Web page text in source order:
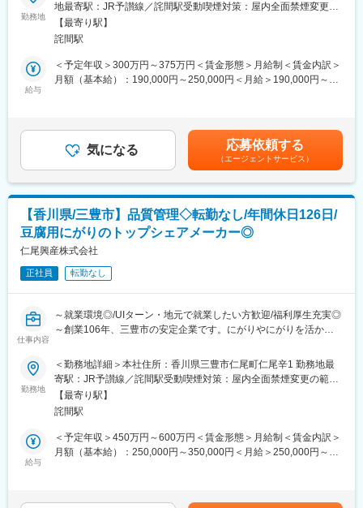
■職務内容：
主に本社工場にて、営業事務全般をお任せします。
■具体的な仕事内容：
・伝票処理
・社内外との調整業務、連携
・新規事業のサポート
るお仕事です。
◎日本トップクラスのにがりメーカーとして培った信頼ある基盤
のもと、新規事業（化粧品開発など）へも参画可能です。
◎事務職ですが、挑戦の幅を広げられる環境が整っており、地域
に根ざしながら成長できる環境です。
◎入社後は先輩がサポートしながら仕事を覚えていただきますの
で安心してご入社ください。
■当社の特徴：
塩の製造販売からスタートした当社は現在、塩化マグネシウム製
各地に塩化マグネシウムを用いた豆腐の凝固剤（にがり）、道路
凍結防止剤、グラウンド・テニスコート等の防塵剤といった商品
をお届けしております。
また、当社は製品、サービスの品質日本一を目指しており、お客
化粧品や入浴剤などの新商品開発に積極的に取り組んでおりま
す。
勤務地
地最寄駅：JR予讃線／詫間駅受動喫煙対策：屋内全面禁煙変更の
範囲：会社の定める事業所
【最寄り駅】
詫間駅
給与
＜予定年収＞300万円～375万円＜賃金形態＞月給制＜賃金内訳＞
月額（基本給）：190,000円～250,000円＜月給＞190,000円～
下する可能性があります。月給(月額)は固定手当を含めた表記で
す。
気になる 応募依頼する
（エージェントサービス）
【香川県/三豊市】品質管理◇転勤なし/年間休日126日/
豆腐用にがりのトップシェアメーカー◎
仁尾興産株式会社
正社員 転勤なし
仕事内容
～就業環境◎/UIターン・地元で就業したい方歓迎/福利厚生充実◎
～創業106年、三豊市の安定企業です。にがりやにがりを活かし
■お勧めポイント
年間休日126日◎福利厚生も充実
育児介護休業制度、保育手当、記念日休暇（子供の誕生日など）
看護休暇、有給休暇時間単位取得（1/4日単位で取得）
■職務内容：当社にて化成品製造における品質管理業務をお任せい
たします。
原料、製品共に固形製品です。（重量物の運搬はありません）
勤務地
＜勤務地詳細＞本社住所：香川県三豊市仁尾町仁尾辛1 勤務地最
寄駅：JR予讃線／詫間駅受動喫煙対策：屋内全面禁煙変更の範
囲：会社の定める事業所
【最寄り駅】
詫間駅
給与
＜予定年収＞450万円～600万円＜賃金形態＞月給制＜賃金内訳＞
月額（基本給）：250,000円～350,000円＜月給＞250,000円～